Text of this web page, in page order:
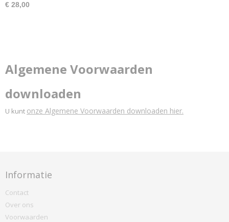
€ 28,00
Algemene Voorwaarden
downloaden
U kunt onze Algemene Voorwaarden downloaden hier.
Informatie
Contact
Over ons
Voorwaarden